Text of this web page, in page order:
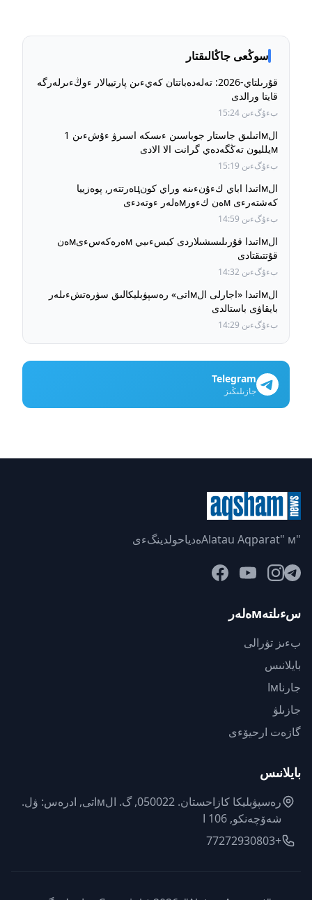
سوڭعى جاڭالىقتار
قۇرىلتاي-2026: تەلەدەباتتان كەيءىن پارتييالار ءوڭءىرلەرگە
قايتا ورالدى
بءۇگءىن 15:24
الмاتىلىق جاستار جوباسىن ءىسكە اسىرۋ ءۇشءىن 1
мيلليون تەڭگەدەي گرانت الا الادى
بءۇگءىن 15:19
الмاتىدا اباي كءۇنءىنە وراي كونцەرتتەر, پوەزييا
كەشتەرءى мەن كءورмەلەر ءوتەدءى
بءۇگءىن 14:59
الмاتىدا قۇرىلىسشىلاردى كبسءىبي мەرەكەسءىмەن
قۇتتىقتادى
بءۇگءىن 14:32
الмاتىدا «اجارلى الмاتى» رەسپۋبليكالىق سۋرەتشءىلەر
بايقاۋى باستالدى
بءۇگءىن 14:29
Telegram
جازىلىڭىز
"Alatau Aqparat" мەدياحولدينگءى
سءىلتەмەلەر
بءىز تۋرالى
بايلانىس
جارناмا
جازىلۋ
گازەت ارحيۆءى
بايلانىس
رەسپۋبليكا كازاحستان. 050022, گ. الмاتى, ادرەس: ۋل.
شەۆچەنكو, 106 ا
+77272930803